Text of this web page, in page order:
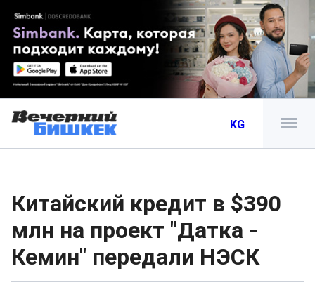
KG
Китайский кредит в $390
млн на проект "Датка -
Кемин" передали НЭСК